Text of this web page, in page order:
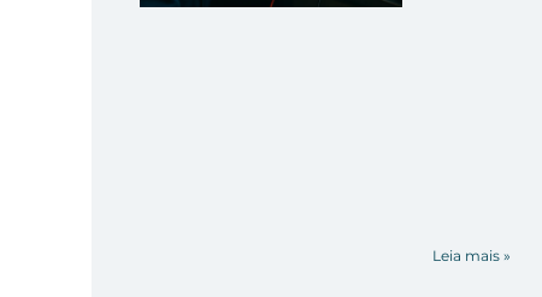
Leia mais »